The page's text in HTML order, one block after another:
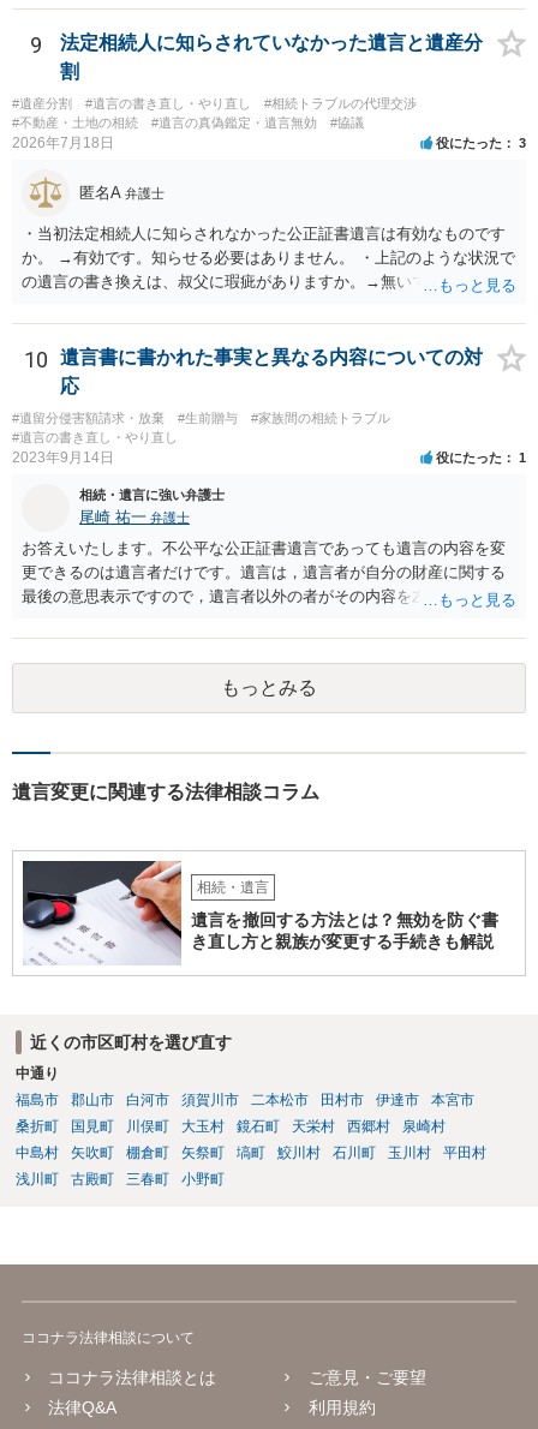
9
法定相続人に知らされていなかった遺言と遺産分
割
#遺産分割 #遺言の書き直し・やり直し
#相続トラブルの代理交渉
#不動産・土地の相続
#遺言の真偽鑑定・遺言無効 #協議
2026年7月18日 役にたった 3
匿名A 弁護士
・当初法定相続人に知らされなかった公正証書遺言は有効なものです
か。 →有効です。知らせる必要はありません。 ・上記のような状況で
の遺言の書き換えは、叔父に瑕疵がありますか。→無いです。 ・分割
ますか。 →本人が自由に決められますので、どこが妥当とは言えない
です。客観的な基準もありません。 ・できれば穏やかに、分割を拒否
することはできますか。 →分割を拒否するということは、遺産はいら
ないということでしょうか。遺言で、受取を指定されててもいらない
と拒否することはできます。理由を説明する必要はありません。
10
遺言書に書かれた事実と異なる内容についての対
応
#遺留分侵害額請求・放棄 #生前贈与
#家族間の相続トラブル
#遺言の書き直し・やり直し
2023年9月14日 役にたった 1
相続・遺言に強い弁護士
尾崎 祐一 弁護士
お答えいたします。不公平な公正証書遺言であっても遺言の内容を変
更できるのは遺言者だけです。遺言は，遺言者が自分の財産に関する
最後の意思表示ですので，遺言者以外の者がその内容を左右させるこ
とはできないのです。
もっとみる
遺言変更に関連する法律相談コラム
相続・遺言
遺言を撤回する方法とは？無効を防ぐ書
き直し方と親族が変更する手続きも解説
近くの市区町村を選び直す
中通り
福島市
郡山市 白河市 須賀川市 二本松市 田村市 伊達市
本宮市
桑折町
国見町 川俣町 大玉村 鏡石町 天栄村 西郷村
泉崎村
中島村
矢吹町 棚倉町 矢祭町 塙町 鮫川村 石川町 玉川村
平田村
浅川町
古殿町 三春町 小野町
ココナラ法律相談について
ココナラ法律相談とは
法律Q&A
ご意見・ご要望
利用規約